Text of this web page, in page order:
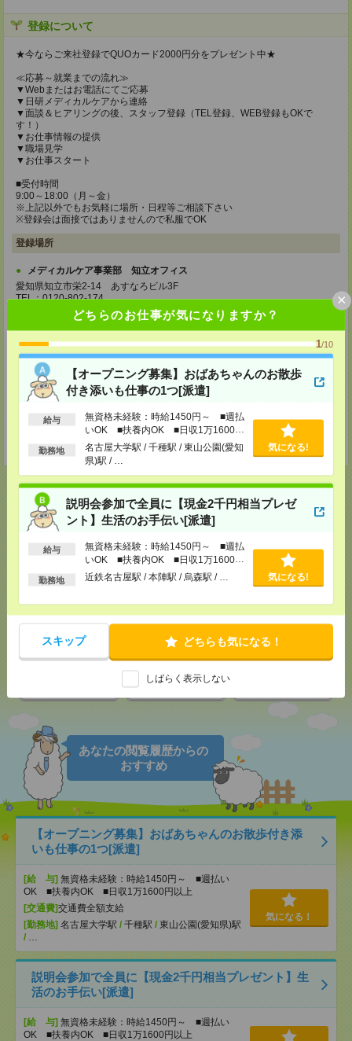
どちらのお仕事が気になりますか？
1/10
【オープニング募集】おばあちゃんのお散歩
付き添いも仕事の1つ[派遣]
給与
無資格未経験：時給1450円～ ■週払
いOK ■扶養内OK ■日収1万1600円
以上
勤務地
名古屋大学駅 / 千種駅 / 東山公園(愛知
県)駅 / …
気になる!
説明会参加で全員に【現金2千円相当プレゼ
ント】生活のお手伝い[派遣]
給与
無資格未経験：時給1450円～ ■週払
いOK ■扶養内OK ■日収1万1600円
以上
勤務地 近鉄名古屋駅 / 本陣駅 / 烏森駅 / … 気になる!
スキップ どちらも気になる！
しばらく表示しない
×
登録について
★今ならご来社登録でQUOカード2000円分をプレゼント中★
≪応募～就業までの流れ≫
▼Webまたはお電話にてご応募
▼日研メディカルケアから連絡
▼面談＆ヒアリングの後、スタッフ登録（TEL登録、WEB登録もOKで
す！）
▼お仕事情報の提供
▼職場見学
▼お仕事スタート
■受付時間
9:00～18:00（月～金）
※上記以外でもお気軽に場所・日程等ご相談下さい
※登録会は面接ではありませんので私服でOK
登録場所
メディカルケア事業部 知立オフィス
愛知県知立市栄2-14 あすなろビル3F
TEL：0120-802-174
tenshoku@nikken-ts.jp
担当：採用担当
メディカルケア事業部 名古屋オフィス
愛知県名古屋市西区牛島町2-5 TOMITA.BLD 4階
TEL：0120-455-091
MAIL：tenshoku@nikken-ts.jp
担当：採用担当
登録交通費
★今ならご来社登録でQUOカード2000円分をプレゼント中★
応募ページへ
気になる！ 電話応募
メール LINEで送る
あなたの閲覧履歴からの
おすすめ
【オープニング募集】おばあちゃんのお散歩付き添
いも仕事の1つ[派遣]
[給 与] 無資格未経験：時給1450円～ ■週払い
OK ■扶養内OK ■日収1万1600円以上
[交通費]交通費全額支給
[勤務地] 名古屋大学駅 / 千種駅 / 東山公園(愛知県)駅
/ …
気になる！
説明会参加で全員に【現金2千円相当プレゼント】生
活のお手伝い[派遣]
[給 与] 無資格未経験：時給1450円～ ■週払い
OK ■扶養内OK ■日収1万1600円以上